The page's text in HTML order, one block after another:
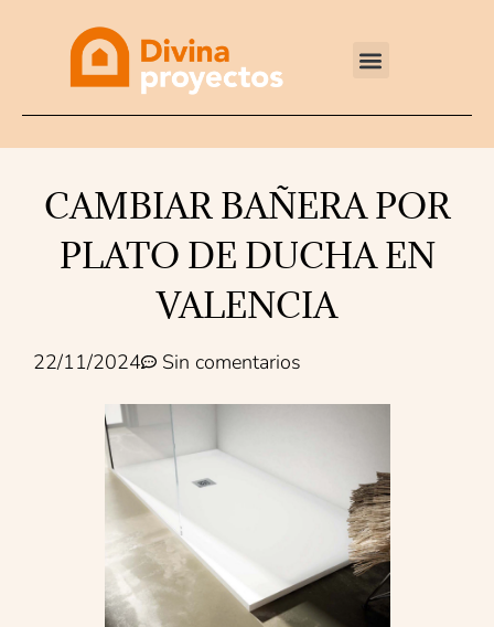
CAMBIAR BAÑERA POR
PLATO DE DUCHA EN
VALENCIA
22/11/2024 Sin comentarios